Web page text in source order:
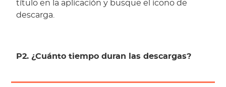
título en la aplicación y busque el icono de
descarga.
P2. ¿Cuánto tiempo duran las descargas?